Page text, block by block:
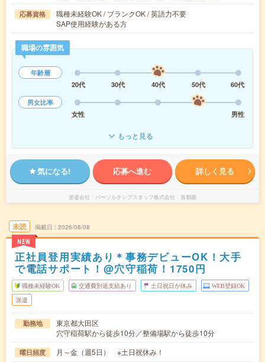
応募資格
職種未経験OK / ブランクOK / 英語力不要
SAP使用経験がある方
職場の雰囲気
年齢層
20代
30代 40代 50代
60代
男女比率
女性
男性
もっと見る
気になる! 応募へ進む 詳しく見る
派遣会社 パーソルテンプスタッフ株式会社 首都圏
未読
NEW
掲載日 2026/08/08
正社員登用実績あり＊事務デビューOK！大手
で電話サポート！@穴守稲荷！1750円
職種未経験OK 交通費別途支給あり 土日祝日が休み WEB登録OK
派遣
勤務地
東京都大田区
穴守稲荷駅から徒歩10分／整備場駅から徒歩10分
曜日頻度 月～金（週5日） ※土日祝休み！